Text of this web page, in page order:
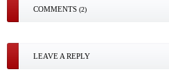
COMMENTS (2)
LEAVE A REPLY